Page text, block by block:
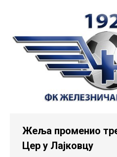
Жеља променио
Цер у Лајковцу